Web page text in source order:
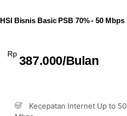
HSI Bisnis Basic PSB 70% - 50 Mbps
Rp 387.000/Bulan
Kecepatan Internet Up to 50